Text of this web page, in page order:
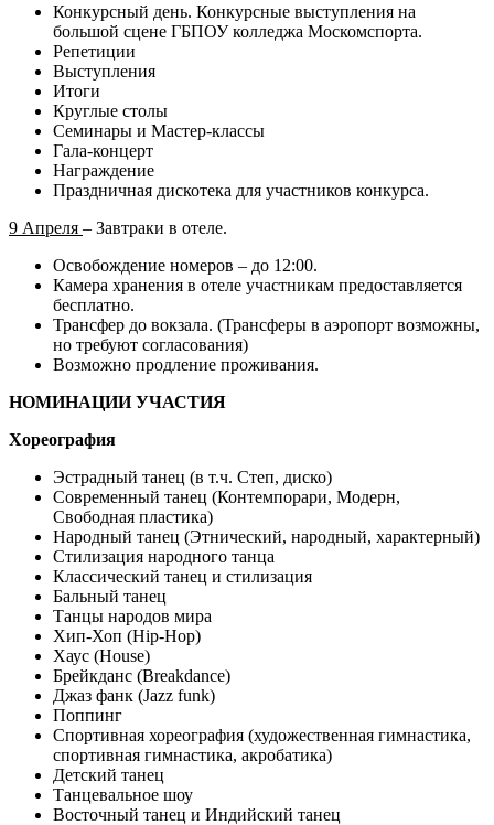
Конкурсный день. Конкурсные выступления на
большой сцене ГБПОУ колледжа Москомспорта.
Репетиции
Выступления
Итоги
Круглые столы
Семинары и Мастер-классы
Гала-концерт
Награждение
Праздничная дискотека для участников конкурса.
9 Апреля – Завтраки в отеле.
Освобождение номеров – до 12:00.
Камера хранения в отеле участникам предоставляется
бесплатно.
Трансфер до вокзала. (Трансферы в аэропорт возможны,
но требуют согласования)
Возможно продление проживания.
НОМИНАЦИИ УЧАСТИЯ
Хореография
Эстрадный танец (в т.ч. Степ, диско)
Современный танец (Контемпорари, Модерн,
Свободная пластика)
Народный танец (Этнический, народный, характерный)
Стилизация народного танца
Классический танец и стилизация
Бальный танец
Танцы народов мира
Хип-Хоп (Hip-Hop)
Хаус (House)
Брейкданс (Breakdance)
Джаз фанк (Jazz funk)
Поппинг
Спортивная хореография (художественная гимнастика,
спортивная гимнастика, акробатика)
Детский танец
Танцевальное шоу
Восточный танец и Индийский танец